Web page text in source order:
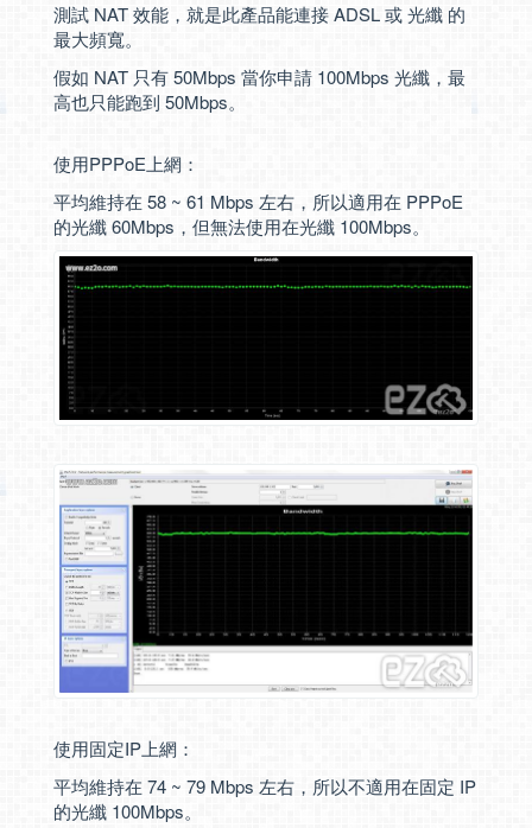
測試 NAT 效能，就是此產品能連接 ADSL 或 光纖 的
最大頻寬。
假如 NAT 只有 50Mbps 當你申請 100Mbps 光纖，最
高也只能跑到 50Mbps。
使用PPPoE上網：
平均維持在 58 ~ 61 Mbps 左右，所以適用在 PPPoE
的光纖 60Mbps，但無法使用在光纖 100Mbps。
使用固定IP上網：
平均維持在 74 ~ 79 Mbps 左右，所以不適用在固定 IP
的光纖 100Mbps。